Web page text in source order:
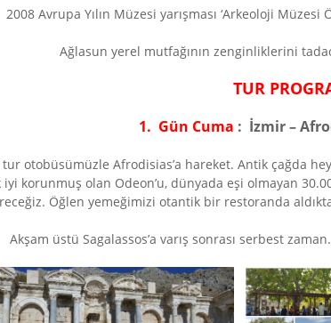
2008 Avrupa Yılın Müzesi yarışması ‘Arkeoloji
Ağlasun yerel mutfağının zenginliklerini
TUR
1. Gün Cuma : İzmir –
tur otobüsümüzle Afrodisias’a hareket. Antik çağda
iyi korunmuş olan Odeon’u, dünyada eşi olmayan
Öğlen yemeğimizi otantik bir restoranda
Akşam üstü Sagalassos’a varış sonrası serbest